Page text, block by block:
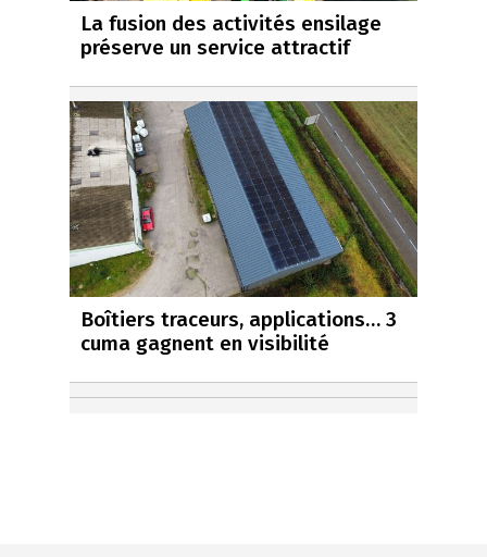
La fusion des activités ensilage
préserve un service attractif
Boîtiers traceurs, applications… 3
cuma gagnent en visibilité